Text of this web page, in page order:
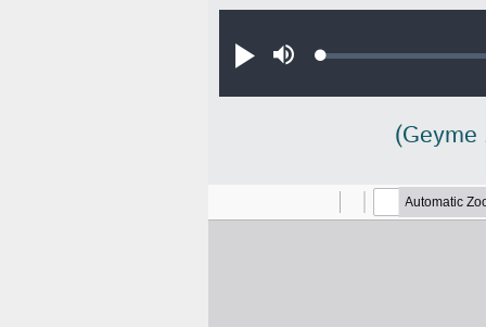
JouerSourdineLoaded: